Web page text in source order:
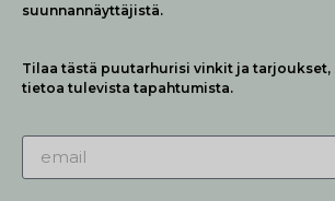
suunnannäyttäjistä.
Tilaa tästä puutarhurisi vinkit ja tarjoukset,
tietoa tulevista tapahtumista.